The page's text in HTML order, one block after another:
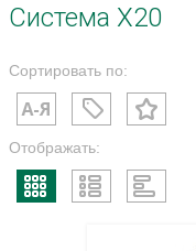
Система X20
Сортировать по:
Отображать: